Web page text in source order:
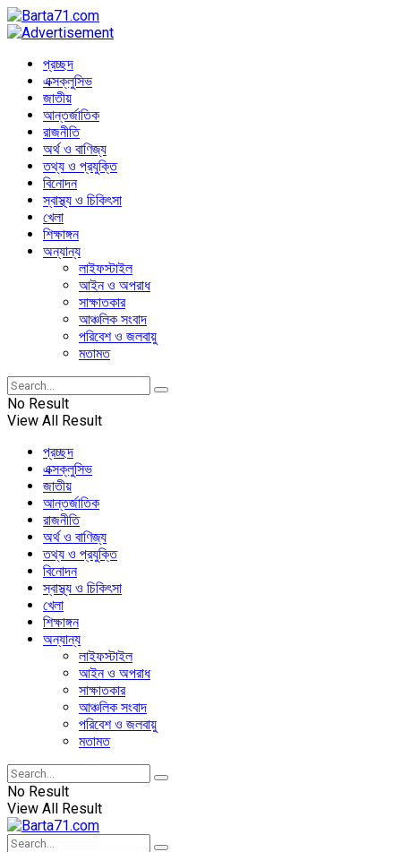
প্রচ্ছদ
এক্সক্লুসিভ
জাতীয়
আন্তর্জাতিক
রাজনীতি
অর্থ ও বাণিজ্য
তথ্য ও প্রযুক্তি
বিনোদন
স্বাস্থ্য ও চিকিৎসা
খেলা
শিক্ষাঙ্গন
অন্যান্য
লাইফস্টাইল
আইন ও অপরাধ
সাক্ষাতকার
আঞ্চলিক সংবাদ
পরিবেশ ও জলবায়ু
মতামত
No Result
View All Result
প্রচ্ছদ
এক্সক্লুসিভ
জাতীয়
আন্তর্জাতিক
রাজনীতি
অর্থ ও বাণিজ্য
তথ্য ও প্রযুক্তি
বিনোদন
স্বাস্থ্য ও চিকিৎসা
খেলা
শিক্ষাঙ্গন
অন্যান্য
লাইফস্টাইল
আইন ও অপরাধ
সাক্ষাতকার
আঞ্চলিক সংবাদ
পরিবেশ ও জলবায়ু
মতামত
No Result
View All Result